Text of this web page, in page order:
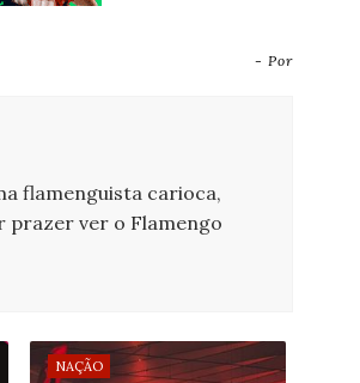
- Por
flamenguista carioca,
prazer ver o Flamengo
NAÇÃO